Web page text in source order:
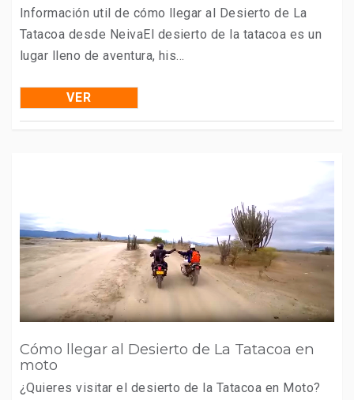
Información util de cómo llegar al Desierto de La
Tatacoa desde NeivaEl desierto de la tatacoa es un
lugar lleno de aventura, his...
VER
Cómo llegar al Desierto de La Tatacoa en
moto
¿Quieres visitar el desierto de la Tatacoa en Moto?